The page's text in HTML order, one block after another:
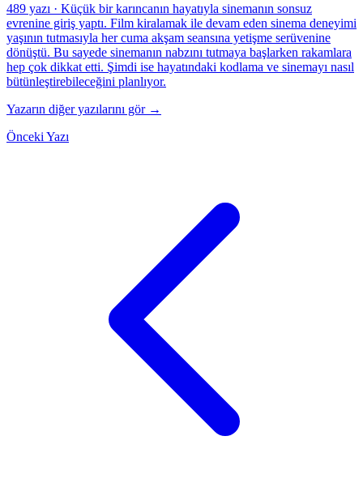
489 yazı · Küçük bir karıncanın hayatıyla sinemanın sonsuz
evrenine giriş yaptı. Film kiralamak ile devam eden sinema deneyimi
yaşının tutmasıyla her cuma akşam seansına yetişme serüvenine
dönüştü. Bu sayede sinemanın nabzını tutmaya başlarken rakamlara
hep çok dikkat etti. Şimdi ise hayatındaki kodlama ve sinemayı nasıl
bütünleştirebileceğini planlıyor.
Yazarın diğer yazılarını gör →
Önceki Yazı